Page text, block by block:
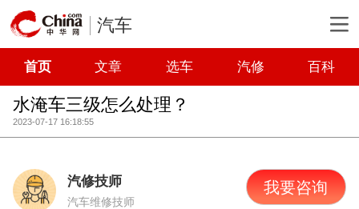
汽车
首页 文章 选车 汽修 百科
水淹车三级怎么处理？
2023-07-17 16:18:55
汽修技师
汽车维修技师
我要咨询